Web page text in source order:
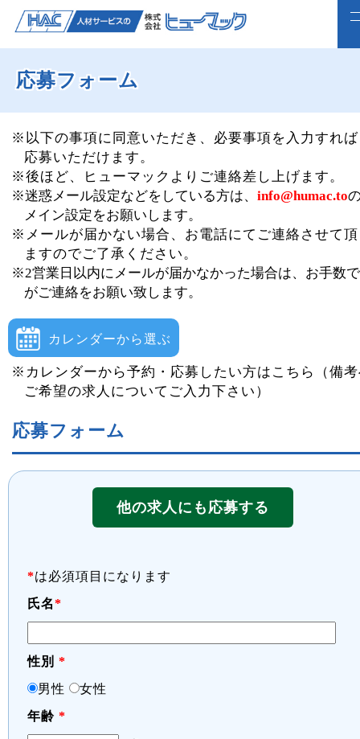
正社員で転職したい方
ライフスタイルに合わせて働く
よくいただくご質問
福利厚生
webで仮登録
応募フォーム
※以下の事項に同意いただき、必要事項を入力すれ
応募いただけます。
※後ほど、ヒューマックよりご連絡差し上げます。
※迷惑メール設定などをしている方は、 info@humac.to
メイン設定をお願いします。
※メールが届かない場合、お電話にてご連絡させて
ますのでご了承ください。
※2営業日以内にメールが届かなかった場合は、お手数
がご連絡をお願い致します。
カレンダーから選ぶ
※カレンダーから予約・応募したい方はこちら（備
ご希望の求人についてご入力下さい）
応募フォーム
他の求人にも応募する
*は必須項目になります
氏名*
性別 *
男性
女性
年齢 *